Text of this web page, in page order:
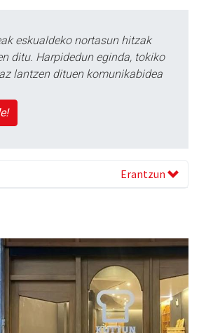
eskualdeko nortasun hitzak
ditu. Harpidedun eginda, tokiko
lantzen dituen komunikabidea
Erantzun